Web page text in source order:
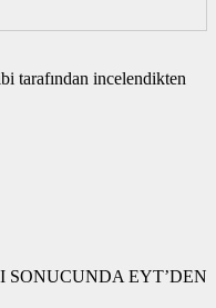
tarafından incelendikten
EYT’DEN